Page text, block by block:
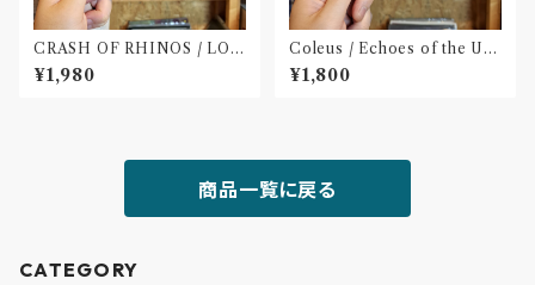
CRASH OF RHINOS / LOG
BOOK(CD)
¥1,980
Coleus / Echoes of the Uns
een(CD)
¥1,800
商品一覧に戻る
CATEGORY